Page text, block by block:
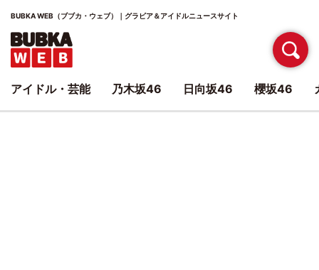
BUBKA WEB（ブブカ・ウェブ）｜グラビア＆アイドルニュースサイト
アイドル・芸能 乃木坂46 日向坂46 櫻坂46